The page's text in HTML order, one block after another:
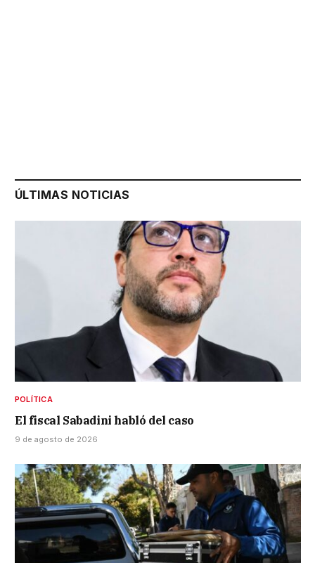
ÚLTIMAS NOTICIAS
POLÍTICA
El fiscal Sabadini habló del caso
9 de agosto de 2026